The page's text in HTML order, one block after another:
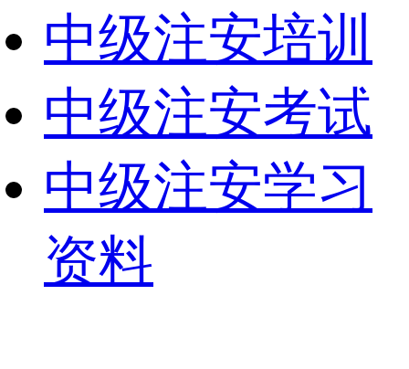
中级注安培训
中级注安考试
中级注安学习
资料